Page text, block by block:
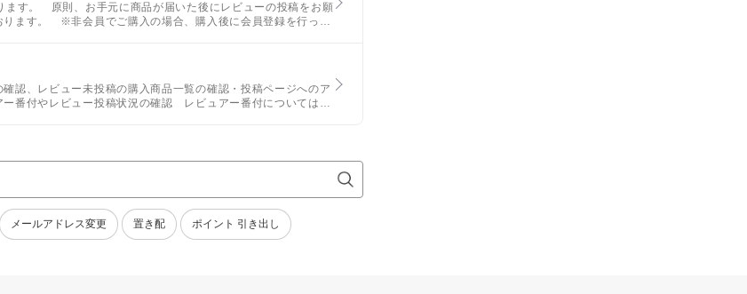
ます。 原則、お手元に商品が届いた後にレビューの投稿をお願
ります。 ※非会員でご購入の場合、購入後に会員登録を行って
認、レビュー未投稿の購入商品一覧の確認・投稿ページへのア
番付やレビュー投稿状況の確認 レビュアー番付についてはレ
メールアドレス変更 置き配 ポイント 引き出し